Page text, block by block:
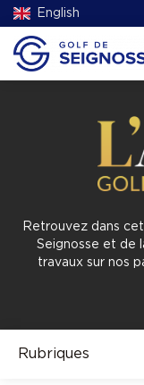
English
Retrouvez dans
Seignosse et de
travaux sur nos